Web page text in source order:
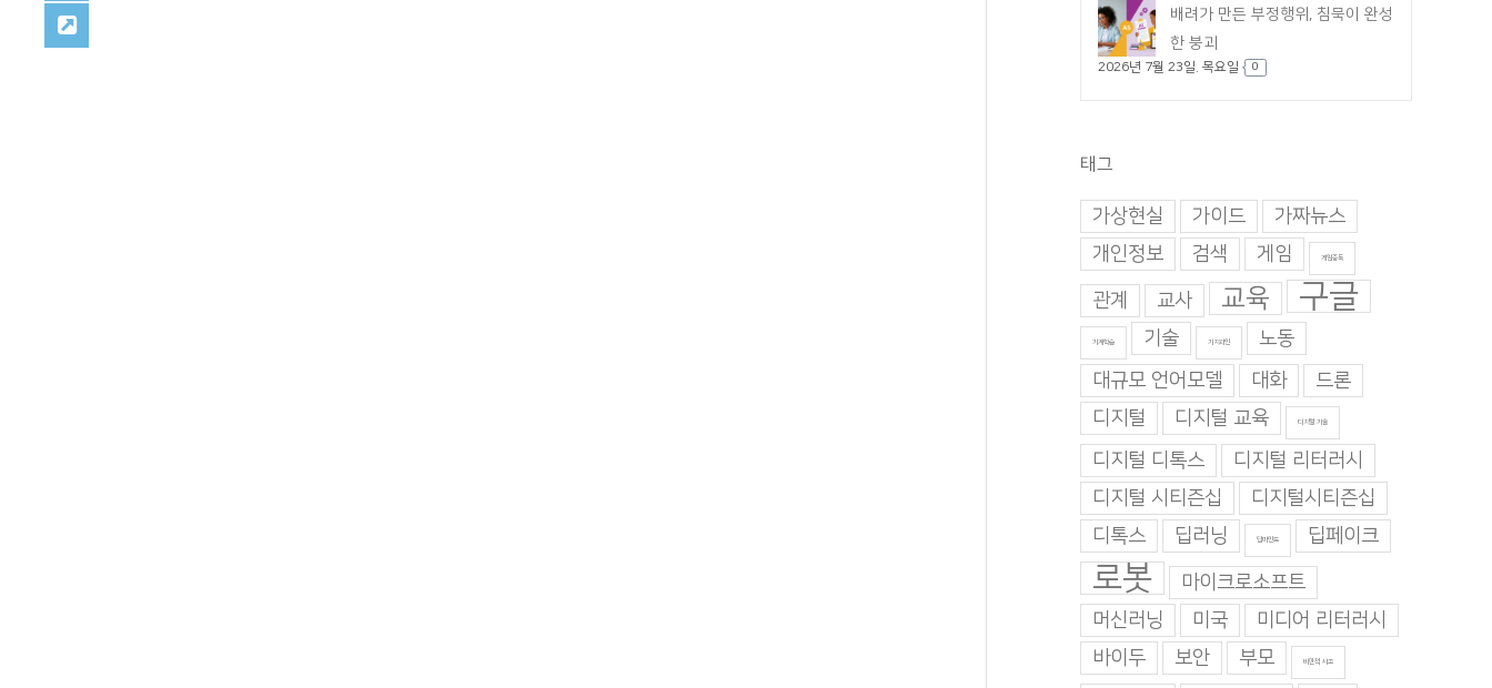
배려가 만든 부정행위, 침묵이 완성
한 붕괴
2026년 7월 23일. 목요일 0
태그
가상현실 가이드
가짜뉴스
개인정보
검색 게임 게임중독
관계 교사 교육 구글
기계학습 기술 기지과인
노동
대규모 언어모델
대화
드론
디지털
디지털 교육 디지털 기술
디지털 디톡스
디지털 리터러시
디지털 시티즌십
디지털시티즌십
디톡스
딥러닝 딥마인드 딥페이크
로봇
마이크로소프트
머신러닝
미국
미디어 리터러시
바이두
보안 부모 비판적 사고